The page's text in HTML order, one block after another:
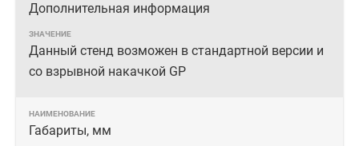
Дополнительная информация
Данный стенд возможен в стандартной версии и
со взрывной накачкой GP
Габариты, мм